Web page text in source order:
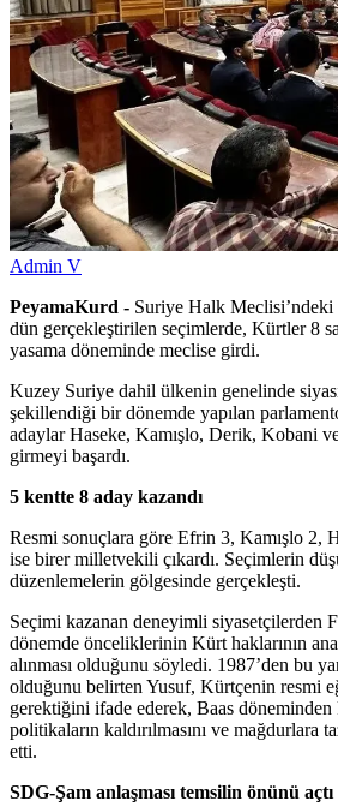
Admin V
PeyamaKurd - Suriye Halk
dün gerçekleştirilen seçimlerde, Kürtler 8
yasama döneminde meclise girdi.
Kuzey Suriye dahil ülkenin genelinde
şekillendiği bir dönemde yapılan
adaylar Haseke, Kamışlo, Derik, Kobani
girmeyi başardı.
5 kentte 8 aday kazandı
Resmi sonuçlara göre Efrin 3, Kamışlo 2,
ise birer milletvekili çıkardı. Seçimlerin
düzenlemelerin gölgesinde gerçekleşti.
Seçimi kazanan deneyimli siyasetçilerden
dönemde önceliklerinin Kürt haklarının
alınması olduğunu söyledi. 1987’den bu
olduğunu belirten Yusuf, Kürtçenin resmi
gerektiğini ifade ederek, Baas döneminden
politikaların kaldırılmasını ve mağdurlara
etti.
SDG-Şam anlaşması temsilin önünü açtı